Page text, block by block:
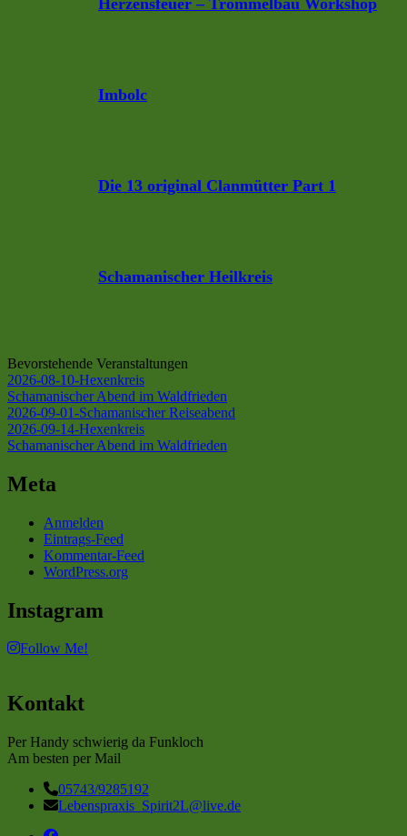
Imbolc
Die 13 original Clanmütter Part 1
Schamanischer Heilkreis
Bevorstehende Veranstaltungen
2026-08-10-Hexenkreis
Schamanischer Abend im Waldfrieden
2026-09-01-Schamanischer Reiseabend
2026-09-14-Hexenkreis
Schamanischer Abend im Waldfrieden
Meta
Anmelden
Eintrags-Feed
Kommentar-Feed
WordPress.org
Instagram
Follow Me!
Kontakt
Per Handy schwierig da Funkloch
Am besten per Mail
05743/9285192
Lebenspraxis_Spirit2L@live.de